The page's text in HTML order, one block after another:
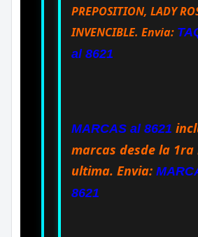
PREPOSITION, LADY
INVENCIBLE. Envia:
al 8621
MARCAS al 8621
marcas desde la
ultima. Envia:
8621